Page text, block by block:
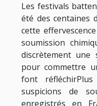
Les festivals
été des centaines
cette
soumission
discrètement une
pour commettre
font
suspicions de
enregistrés en